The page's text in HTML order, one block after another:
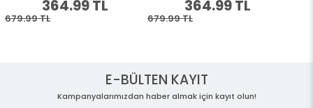
E-BÜLTEN KAYIT
Kampanyalarımızdan haber almak için kayıt olun!